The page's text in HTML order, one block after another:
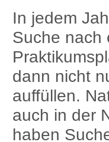
In jedem
Suche nach
dann nicht
auffüllen.
auch in der
haben